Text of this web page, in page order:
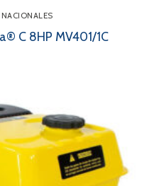
C 8HP MV401/1C